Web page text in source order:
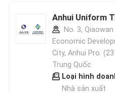
Anhui Uniform
No. 3, Qiaowan
Economic
City, Anhui Pro.
Trung Quốc
Loại hình
Nhà sản xuất